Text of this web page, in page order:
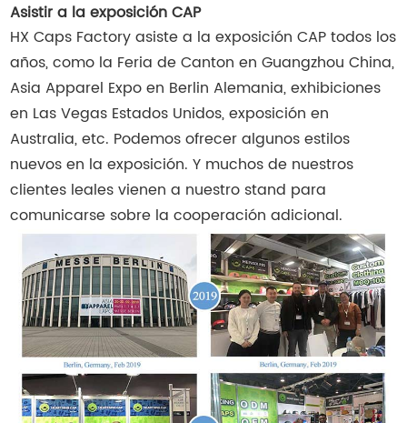
Asistir a la exposición CAP
HX Caps Factory asiste a la exposición CAP todos los
años, como la Feria de Canton en Guangzhou China,
Asia Apparel Expo en Berlin Alemania, exhibiciones
en Las Vegas Estados Unidos, exposición en
Australia, etc. Podemos ofrecer algunos estilos
nuevos en la exposición. Y muchos de nuestros
clientes leales vienen a nuestro stand para
comunicarse sobre la cooperación adicional.